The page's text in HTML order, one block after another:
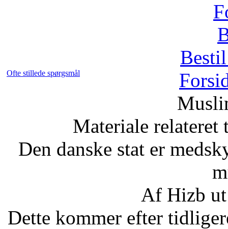
Ofte stillede spørgsmål
Materiale
Den danske stat er
Af Hizb
Dette kommer efter